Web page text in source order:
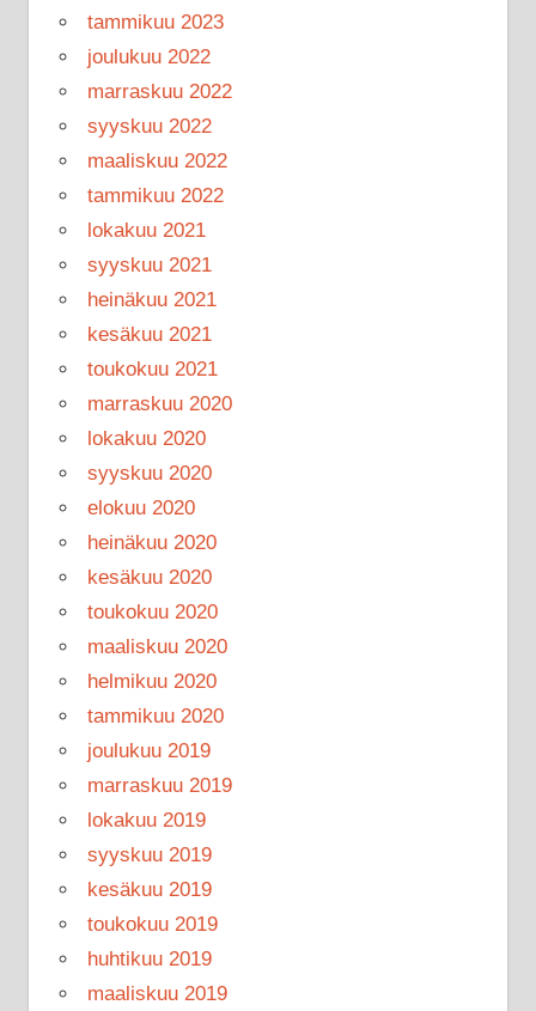
tammikuu 2023
joulukuu 2022
marraskuu 2022
syyskuu 2022
maaliskuu 2022
tammikuu 2022
lokakuu 2021
syyskuu 2021
heinäkuu 2021
kesäkuu 2021
toukokuu 2021
marraskuu 2020
lokakuu 2020
syyskuu 2020
elokuu 2020
heinäkuu 2020
kesäkuu 2020
toukokuu 2020
maaliskuu 2020
helmikuu 2020
tammikuu 2020
joulukuu 2019
marraskuu 2019
lokakuu 2019
syyskuu 2019
kesäkuu 2019
toukokuu 2019
huhtikuu 2019
maaliskuu 2019